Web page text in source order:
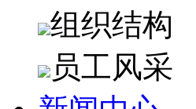
组织结构
员工风采